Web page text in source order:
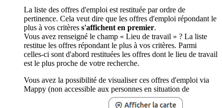
La liste des offres d'emploi est restituée par ordre de
pertinence. Cela veut dire que les offres d'emploi répondant le
plus à vos critères s'affichent en premier.
Vous avez renseigné le champ « Lieu de travail » ? La liste
restitue les offres répondant le plus à vos critères. Parmi
celles-ci sont d'abord restituées les offres dont le lieu de travail
est le plus proche de votre recherche.
Vous avez la possibilité de visualiser ces offres d'emploi via
Mappy (non accessible aux personnes en situation de